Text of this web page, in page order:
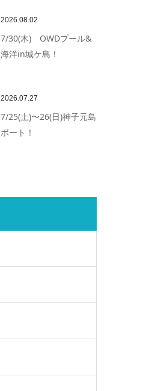
2026.08.02
7/30(木) OWDプール&
海洋in城ケ島！
2026.07.27
7/25(土)〜26(日)神子元島
ボート！